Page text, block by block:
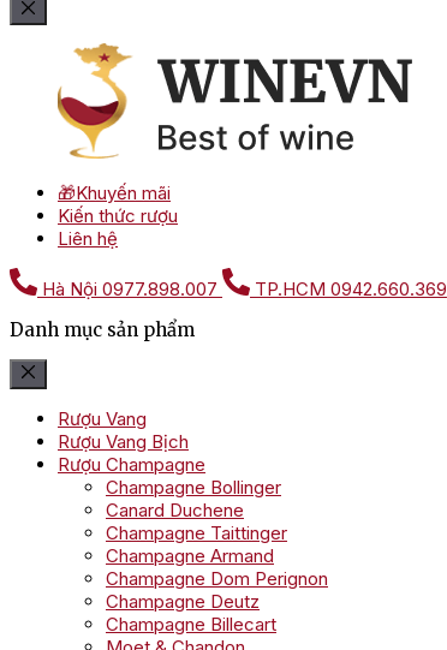
🎁Khuyến mãi
Kiến thức rượu
Liên hệ
Hà Nội 0977.898.007 TP.HCM 0942.660.369
Danh mục sản phẩm
Rượu Vang
Rượu Vang Bịch
Rượu Champagne
Champagne Bollinger
Canard Duchene
Champagne Taittinger
Champagne Armand
Champagne Dom Perignon
Champagne Deutz
Champagne Billecart